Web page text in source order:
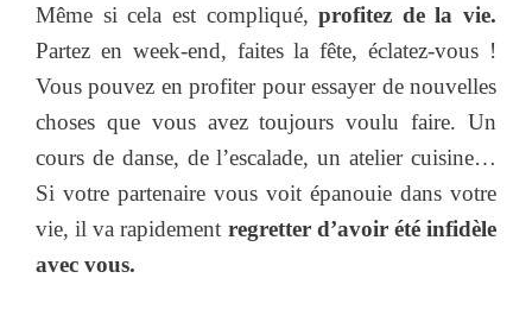
Même si cela est compliqué,profitez de la vie.
Partez en week-end, faites la fête, éclatez-vous !
Vous pouvez en profiter pour essayer de nouvelles
choses que vous avez toujours voulu faire. Un
cours de danse, de l’escalade, un atelier cuisine…
Si votre partenaire vous voit épanouie dans votre
vie, il va rapidement regretter d’avoir été infidèle
avec vous.